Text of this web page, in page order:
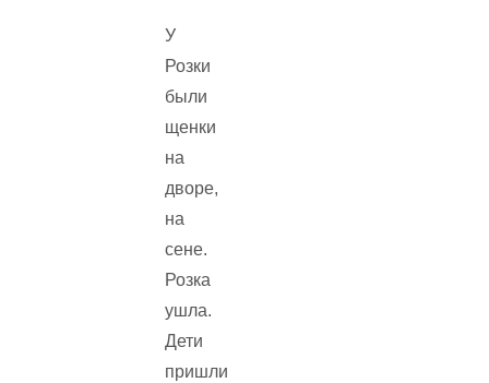
У
Розки
были
щенки
на
дворе,
на
сене.
Розка
ушла.
Дети
пришли